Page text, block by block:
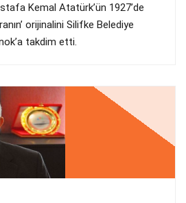
Kemal Atatürk’ün 1927’de
orijinalini Silifke Belediye
takdim etti.